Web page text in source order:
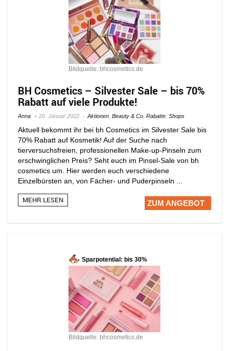
Bildquelle: bhcosmetics.de
BH Cosmetics – Silvester Sale – bis 70%
Rabatt auf viele Produkte!
Anna 20. Januar 2022 Aktionen Beauty & Co Rabatte Shops
Aktuell bekommt ihr bei bh Cosmetics im Silvester Sale bis
70% Rabatt auf Kosmetik! Auf der Suche nach
tierversuchsfreien, professionellen Make-up-Pinseln zum
erschwinglichen Preis? Seht euch im Pinsel-Sale von bh
cosmetics um. Hier werden euch verschiedene
Einzelbürsten an, von Fächer- und Puderpinseln ...
MEHR LESEN ZUM ANGEBOT
Sparpotential: bis 30%
Bildquelle: bhcosmetics.de